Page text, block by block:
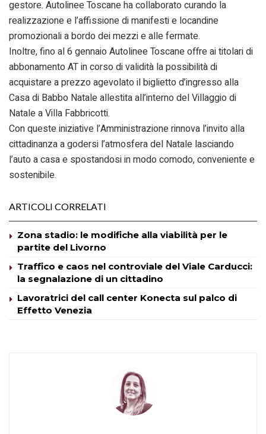
gestore. Autolinee Toscane ha collaborato curando la
realizzazione e l’affissione di manifesti e locandine
promozionali a bordo dei mezzi e alle fermate.
Inoltre, fino al 6 gennaio Autolinee Toscane offre ai titolari di
abbonamento AT in corso di validità la possibilità di
acquistare a prezzo agevolato il biglietto d’ingresso alla
Casa di Babbo Natale allestita all’interno del Villaggio di
Natale a Villa Fabbricotti.
Con queste iniziative l’Amministrazione rinnova l’invito alla
cittadinanza a godersi l’atmosfera del Natale lasciando
l’auto a casa e spostandosi in modo comodo, conveniente e
sostenibile.
ARTICOLI CORRELATI
Zona stadio: le modifiche alla viabilità per le
partite del Livorno
Traffico e caos nel controviale del Viale Carducci:
la segnalazione di un cittadino
Lavoratrici del call center Konecta sul palco di
Effetto Venezia